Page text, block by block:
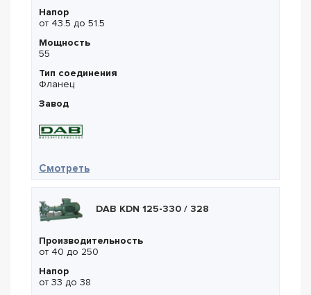
Напор
от 43.5 до 51.5
Мощность
55
Тип соединения
Фланец
Завод
Смотреть— DAB NKP-G 125-200/204/55/2
DAB KDN 125-330 / 328
Производительность
от 40 до 250
Напор
от 33 до 38